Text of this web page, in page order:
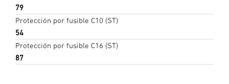
79
Protección por fusible C10 (ST)
54
Protección por fusible C16 (ST)
87